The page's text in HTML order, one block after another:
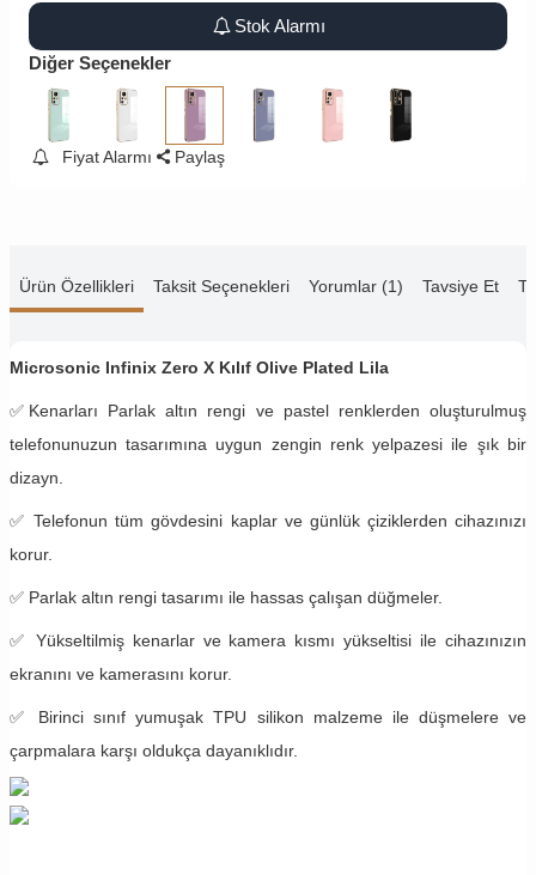
Stok Alarmı
Diğer Seçenekler
Fiyat Alarmı Paylaş
Ürün Özellikleri Taksit Seçenekleri Yorumlar (1) Tavsiye Et
Microsonic Infinix Zero X Kılıf Olive Plated Lila
✅ Kenarları Parlak altın rengi ve pastel renklerden oluşturulmuş
telefonunuzun tasarımına uygun zengin renk yelpazesi ile şık bir
dizayn.
✅Telefonun tüm gövdesini kaplar ve günlük çiziklerden cihazınızı
korur.
✅ Parlak altın rengi tasarımı ile hassas çalışan düğmeler.
✅ Yükseltilmiş kenarlar ve kamera kısmı yükseltisi ile cihazınızın
ekranını ve kamerasını korur.
✅ Birinci sınıf yumuşak TPU silikon malzeme ile düşmelere ve
çarpmalara karşı oldukça dayanıklıdır.